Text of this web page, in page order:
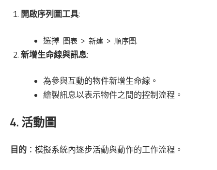
開啟序列圖工具:
選擇 圖表 >新建 > 順序圖.
新增生命線與訊息:
為參與互動的物件新增生命線。
繪製訊息以表示物件之間的控制流程。
4. 活動圖
目的 ：模擬系統內逐步活動與動作的工作流程。